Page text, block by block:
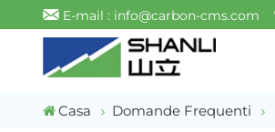
E-mail : info@carbon-cms.com
Casa Domande Frequenti